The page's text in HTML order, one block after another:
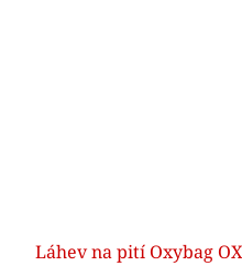
Láhev na pití Oxybag